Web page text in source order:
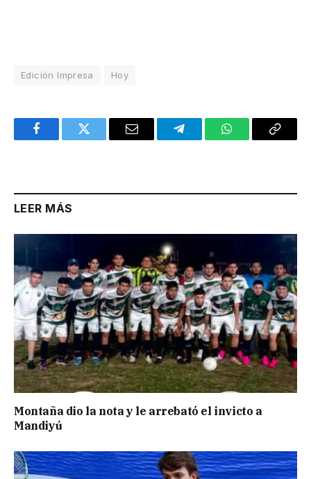
Edición Impresa Hoy
FacebookTwitter Email TelegramWhatsAppCopy
LEER MÁS
Montaña dio la nota y le arrebató el invicto a
Mandiyú